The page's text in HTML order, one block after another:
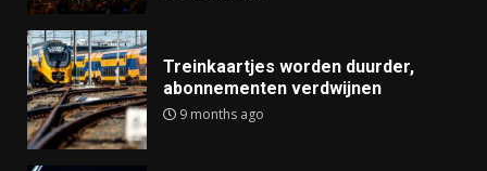
Treinkaartjes worden duurder,
abonnementen verdwijnen
9 months ago